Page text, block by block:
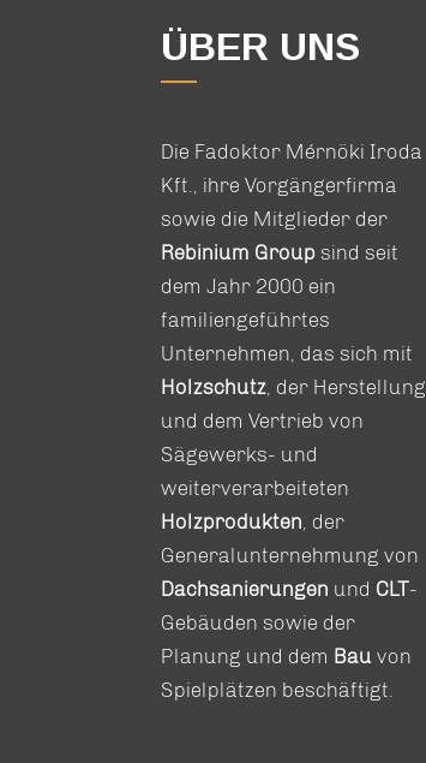
ÜBER UNS
Die Fadoktor Mérnöki Iroda
Kft., ihre Vorgängerfirma
sowie die Mitglieder der
Rebinium Group sind seit
dem Jahr 2000 ein
familiengeführtes
Unternehmen, das sich mit
Holzschutz , der Herstellung
und dem Vertrieb von
Sägewerks- und
weiterverarbeiteten
Holzprodukten , der
Generalunternehmung von
Dachsanierungen und CLT-
Gebäuden sowie der
Planung und dem Bau von
Spielplätzen beschäftigt.